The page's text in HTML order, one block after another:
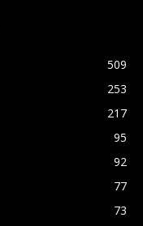
509
253
217
95
92
77
73